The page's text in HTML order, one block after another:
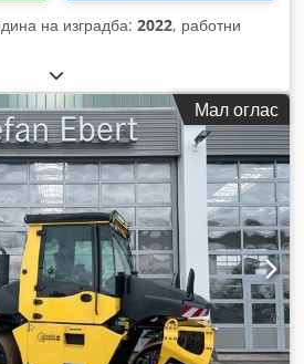
на изградба: 2022, работни
Мал оглас